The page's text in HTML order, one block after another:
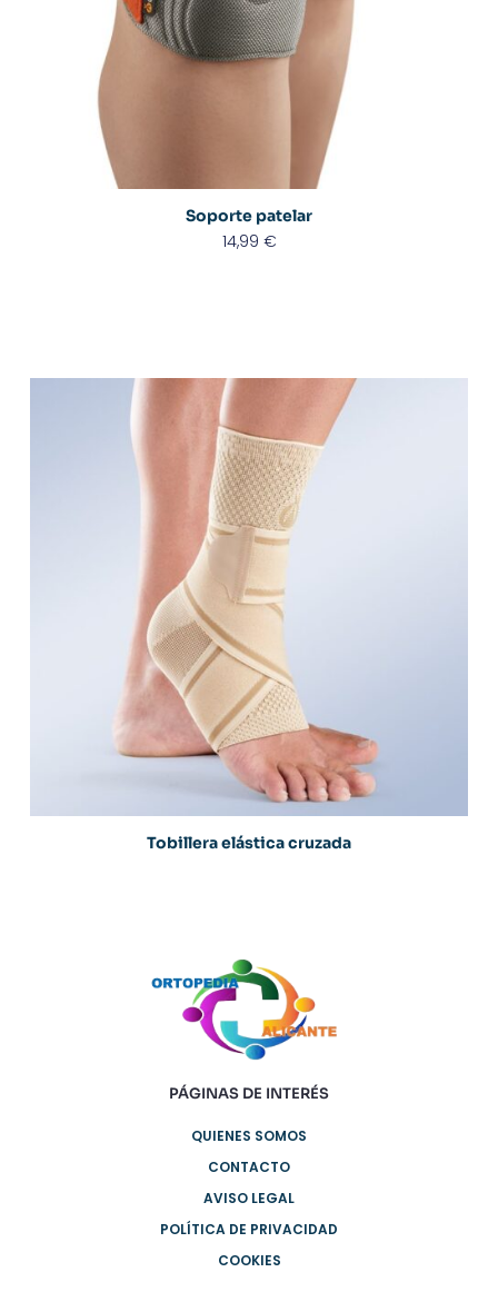
Soporte patelar
14,99 €
Tobillera elástica cruzada
PÁGINAS DE INTERÉS
QUIENES SOMOS
CONTACTO
AVISO LEGAL
POLÍTICA DE PRIVACIDAD
COOKIES